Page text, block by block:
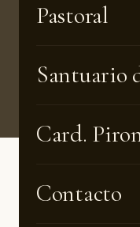
Pastoral
Santuario
Card.
Contacto